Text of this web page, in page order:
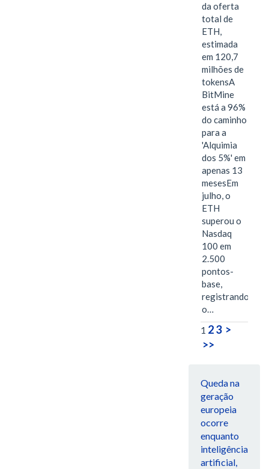
da oferta
total de
ETH,
estimada
em 120,7
milhões de
tokensA
BitMine
está a 96%
do caminho
para a
'Alquimia
dos 5%' em
apenas 13
mesesEm
julho, o
ETH
superou o
Nasdaq
100 em
2.500
pontos-
base,
registrando
o…
1 23 >
>>
Queda na
geração
europeia
ocorre
enquanto
inteligência
artificial,